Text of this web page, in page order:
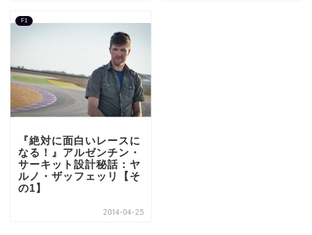
F1
『絶対に面白いレースに
なる！』アルゼンチン・
サーキット設計秘話：ヤ
ルノ・ザッフェッリ【そ
の1】
2014-04-25